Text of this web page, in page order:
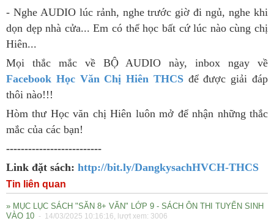
- Nghe AUDIO lúc rảnh, nghe trước giờ đi ngủ, nghe khi
dọn dẹp nhà cửa... Em có thể học bất cứ lúc nào cùng chị
Hiên...
Mọi thắc mắc về BỘ AUDIO này, inbox ngay về
Facebook Học Văn Chị Hiên THCSđể được giải đáp
thôi nào!!!
Hòm thư Học văn chị Hiên luôn mở để nhận những thắc
mắc của các bạn!
--------------------------
Link đặt sách: http://bit.ly/DangkysachHVCH-THCS
Tin liên quan
» MỤC LỤC SÁCH "SĂN 8+ VĂN" LỚP 9 - SÁCH ÔN THI TUYỂN SINH
VÀO 10 - 14/03/2025 10:16:16, lượt xem: 3006